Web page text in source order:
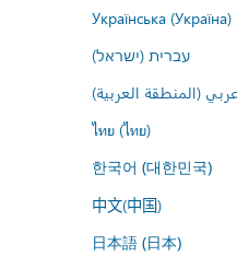
Українська (Україна)
עברית (ישראל)
(المنطقة العربية)
ไทย (ไทย)
한국어 (대한민국)
中文(中国)
日本語 (日本)